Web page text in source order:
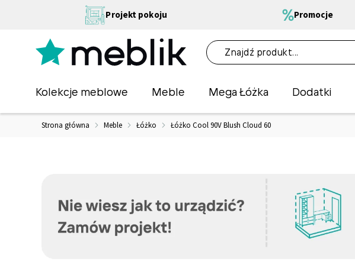
Projekt pokoju Promocje
Kolekcje meblowe Meble Mega Łóżka Dodatki
Strona główna Meble Łóżko Łóżko Cool 90V Blush Cloud 60